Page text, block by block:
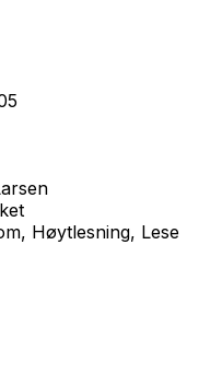
Høytlesning, Lese